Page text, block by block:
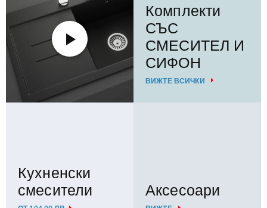
Комплекти
СЪС
СМЕСИТЕЛ И
СИФОН
ВИЖТЕ ВСИЧКИ
Кухненски
смесители
Аксесоари